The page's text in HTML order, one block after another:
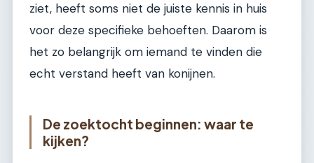
ziet, heeft soms niet de juiste kennis in huis
voor deze specifieke behoeften. Daarom is
het zo belangrijk om iemand te vinden die
echt verstand heeft van konijnen.
De zoektocht beginnen: waar te
kijken?